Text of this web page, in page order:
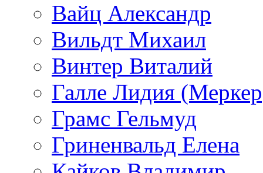
Вайц Александр
Вильдт Михаил
Винтер Виталий
Галле Лидия
Грамс Гельмуд
Гриненвальд Елена